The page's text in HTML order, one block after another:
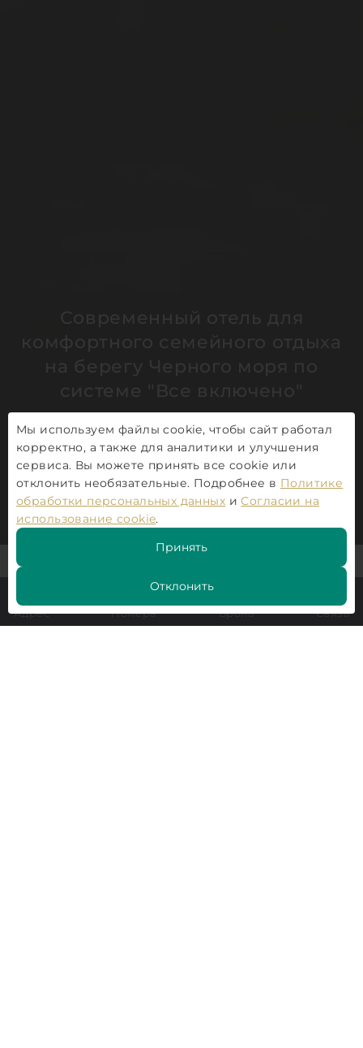
Адрес Номера Бронь Связь
ВЫБРАТЬ НОМЕР
Мы используем файлы cookie, чтобы сайт работал
корректно, а также для аналитики и улучшения
сервиса. Вы можете принять все cookie или
отклонить необязательные. Подробнее в Политике
обработки персональных данных иСогласии на
использование cookie.
Принять
Отклонить